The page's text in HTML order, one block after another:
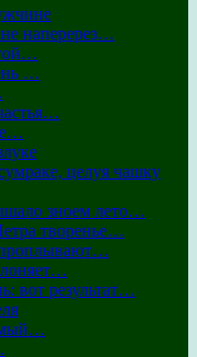
наперерез…
…
целуя чашку
зноем лето…
творенье…
вот результат…